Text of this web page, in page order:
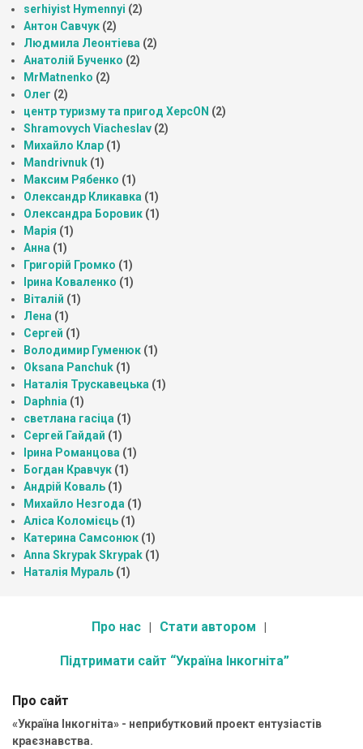
serhiyist Hymennyi (2)
Антон Савчук (2)
Людмила Леонтіева (2)
Анатолій Бученко (2)
MrMatnenko (2)
Олег (2)
центр туризму та пригод ХерсON (2)
Shramovych Viacheslav (2)
Михайло Клар (1)
Mandrivnuk (1)
Максим Рябенко (1)
Олександр Кликавка (1)
Олександра Боровик (1)
Марія (1)
Анна (1)
Григорій Громко (1)
Ірина Коваленко (1)
Віталій (1)
Лена (1)
Сергей (1)
Володимир Гуменюк (1)
Oksana Panchuk (1)
Наталія Трускавецька (1)
Daphnia (1)
светлана гасіца (1)
Сергей Гайдай (1)
Ірина Романцова (1)
Богдан Кравчук (1)
Андрій Коваль (1)
Михайло Незгода (1)
Аліса Коломієць (1)
Катерина Самсонюк (1)
Anna Skrypak Skrypak (1)
Наталія Мураль (1)
Про нас Стати автором
Підтримати сайт “Україна Інкогніта”
Про сайт
«Україна Інкогніта» - неприбутковий проект ентузіастів
краєзнавства.